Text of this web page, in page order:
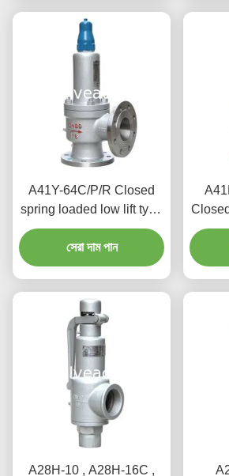
A41Y-64C/P/R Closed
spring loaded low lift type
safety valve（A41Y）
suitable for working
temperature 300degree
সেরা দাম পান
lift
A28H-10 , A28H-16C ,